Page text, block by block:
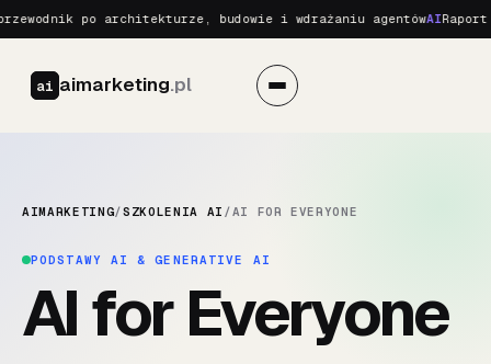
po architekturze, budowie i wdrażaniu agentówAIRaport
ai aimarketing.pl
AIMARKETING/SZKOLENIA AI /AI FOR EVERYONE
PODSTAWY AI & GENERATIVE AI
AI for Everyone